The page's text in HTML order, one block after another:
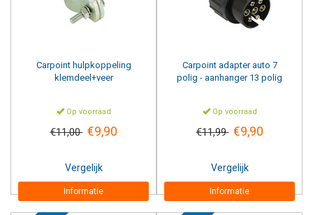
Carpointhulpkoppeling
klemdeel+veer
Op voorraad
€11,00 €9,90
Vergelijk
Informatie
Carpointadapter auto 7
polig - aanhanger 13 polig
Op voorraad
€11,99 €9,90
Vergelijk
Informatie